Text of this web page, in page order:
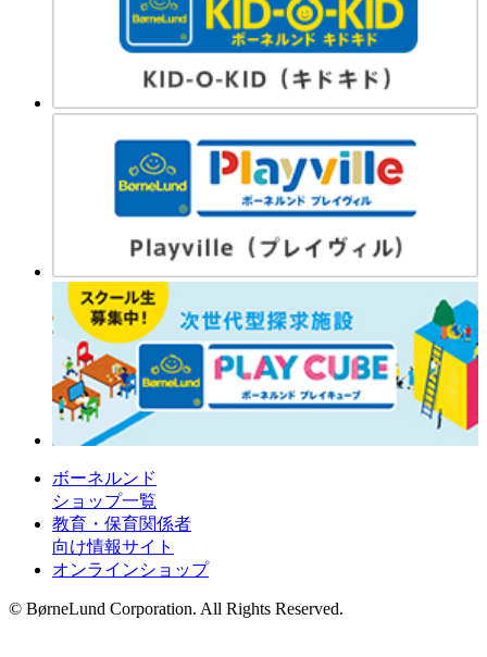
ボーネルンド
ショップ一覧
教育・保育関係者
向け情報サイト
オンラインショップ
© BørneLund Corporation. All Rights Reserved.